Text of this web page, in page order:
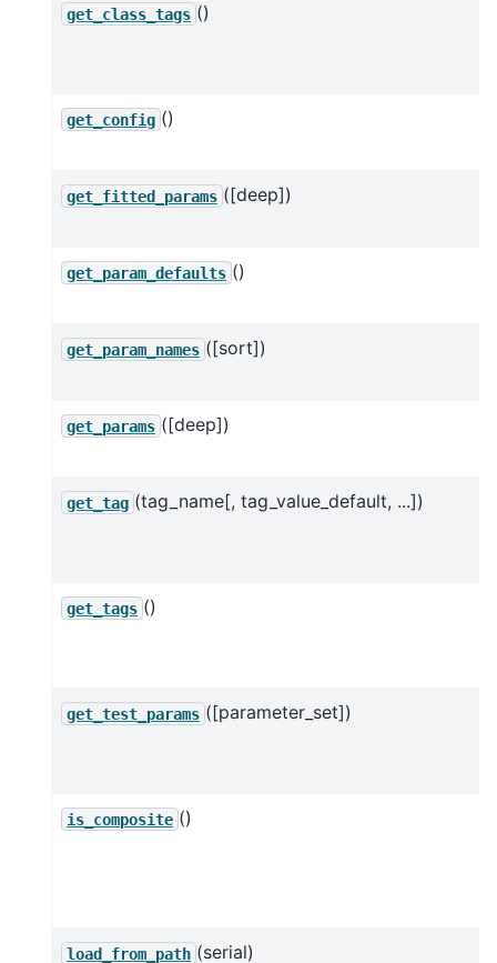
get_class_tags ()
get_config ()
get_fitted_params ([deep])
get_param_defaults ()
get_param_names ([sort])
get_params ([deep])
get_tag (tag_name[, tag_value_default, ...])
get_tags ()
get_test_params ([parameter_set])
is_composite ()
load_from_path (serial)